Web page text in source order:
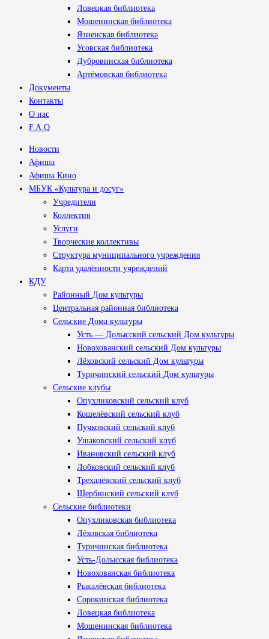
Ловецкая библиотека
Мошенинская библиотека
Язненская библиотека
Усовская библиотека
Дубровинская библиотека
Артёмовская библиотека
Документы
Контакты
О нас
F.A.Q
Новости
Афиша
Афиша Кино
МБУК «Культура и досуг»
Учредители
Коллектив
Услуги
Творческие коллективы
Структура муниципального учреждения
Карта удалённости учреждений
КДУ
Районный Дом культуры
Центральная районная библиотека
Сельские Дома культуры
Усть — Долысский сельский Дом культуры
Новохованский сельский Дом культуры
Лёховский сельский Дом культуры
Туричинский сельский Дом культуры
Сельские клубы
Опухликовский сельский клуб
Кошелёвский сельский клуб
Пучковский сельский клуб
Ушаковский сельский клуб
Ивановский сельский клуб
Лобковский сельский клуб
Трехалёвский сельский клуб
Щербинский сельский клуб
Сельские библиотеки
Опухликовская библиотека
Лёховская библиотека
Туричинская библиотека
Усть-Долысская библиотека
Новохованская библиотека
Рыкалёвская библиотека
Сорокинская библиотека
Ловецкая библиотека
Мошенинская библиотека